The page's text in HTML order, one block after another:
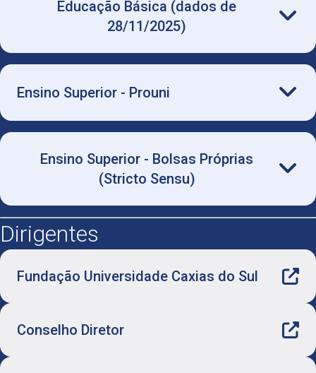
Balanço FUCS 2020
Educação Básica (dados de
28/11/2025)
- Bolsa Parcial - 50%: 34
Ensino Superior - Prouni
- Bolsas parciais - 50%: 391
Total: 2.123 bolsas
Ensino Superior - Bolsas Próprias
(Stricto Sensu)
- Bolsas integrais - 100%: 51
- Bolsas parciais - 50%: 41
Dirigentes
Fundação Universidade Caxias do Sul
Conselho Diretor